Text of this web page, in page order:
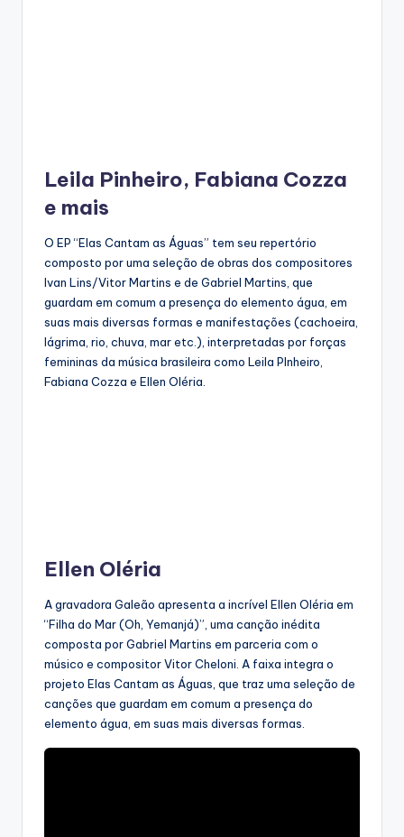
Leila Pinheiro, Fabiana Cozza
e mais
O EP “Elas Cantam as Águas” tem seu repertório
composto por uma seleção de obras dos compositores
Ivan Lins/Vitor Martins e de Gabriel Martins, que
guardam em comum a presença do elemento água, em
suas mais diversas formas e manifestações (cachoeira,
lágrima, rio, chuva, mar etc.), interpretadas por forças
femininas da música brasileira como Leila PInheiro,
Fabiana Cozza e Ellen Oléria.
Ellen Oléria
A gravadora Galeão apresenta a incrível Ellen Oléria em
“Filha do Mar (Oh, Yemanjá)”, uma canção inédita
composta por Gabriel Martins em parceria com o
músico e compositor Vitor Cheloni. A faixa integra o
projeto Elas Cantam as Águas, que traz uma seleção de
canções que guardam em comum a presença do
elemento água, em suas mais diversas formas.